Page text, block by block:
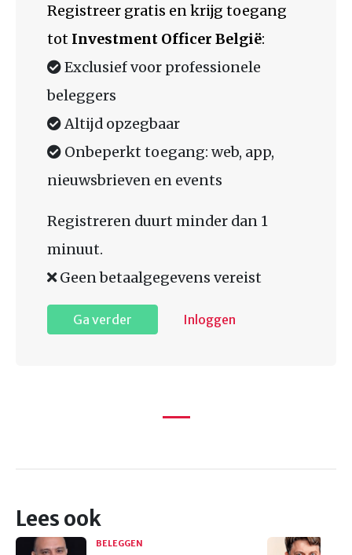
Registreer gratis en krijg toegang
tot Investment Officer België:
Exclusief voor professionele
beleggers
Altijd opzegbaar
Onbeperkt toegang: web, app,
nieuwsbrieven en events
Registreren duurt minder dan 1
minuut.
Geen betaalgegevens vereist
Ga verder Inloggen
Lees ook
BELEGGEN